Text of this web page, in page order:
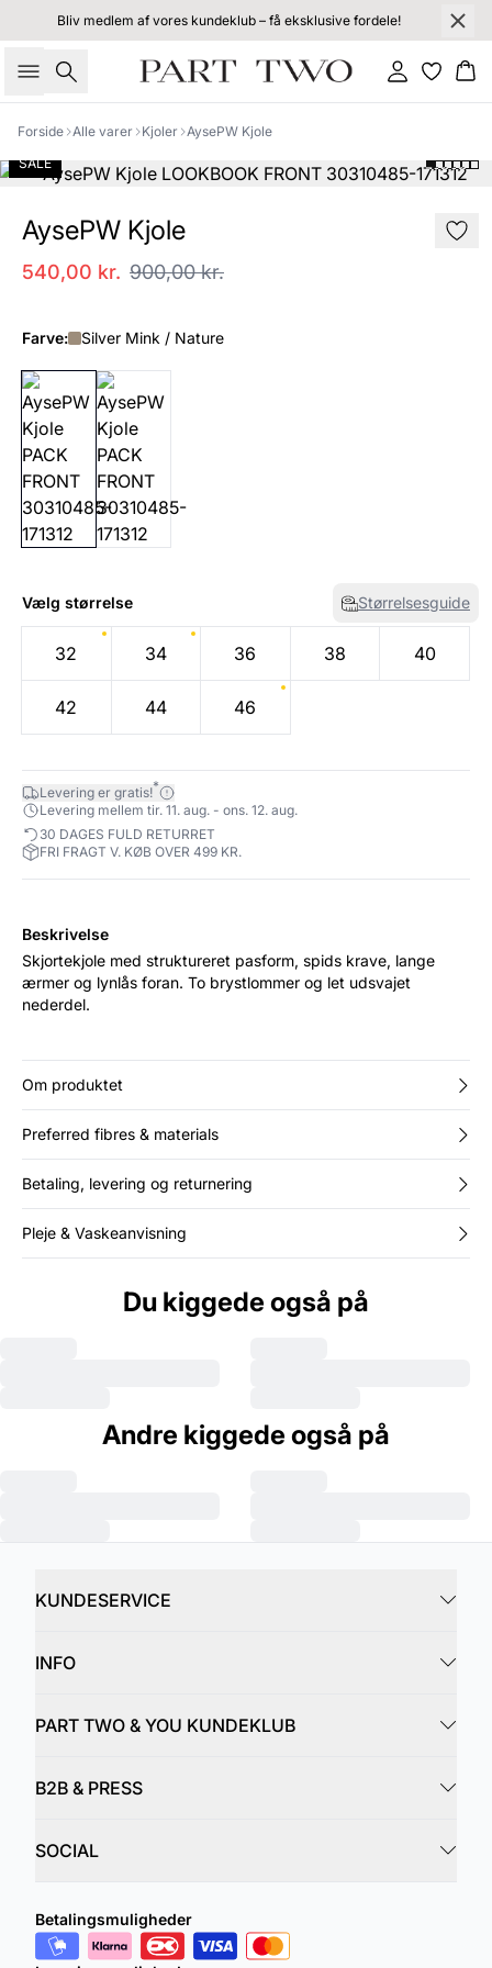
Bliv medlem af vores kundeklub – få eksklusive fordele!
Søg Log ind
Forside Alle varer Kjoler AysePW Kjole
SALE
AysePW Kjole
540,00 kr. 900,00 kr.
Farve: Silver Mink / Nature
Vælg størrelse Størrelsesguide
32 34 36 38 40
42 44 46
Levering er gratis!*
Levering mellem tir. 11. aug. - ons. 12. aug.
30 DAGES FULD RETURRET
FRI FRAGT V. KØB OVER 499 KR.
Beskrivelse
Skjortekjole med struktureret pasform, spids krave, lange
ærmer og lynlås foran. To brystlommer og let udsvajet
nederdel.
Om produktet
Preferred fibres & materials
Betaling, levering og returnering
Pleje & Vaskeanvisning
Du kiggede også på
Andre kiggede også på
KUNDESERVICE
INFO
PART TWO & YOU KUNDEKLUB
B2B & PRESS
SOCIAL
Betalingsmuligheder